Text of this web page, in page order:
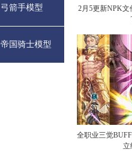
2月5更新NPK
全职业三觉
立
弓箭手模型
帝国骑士模型